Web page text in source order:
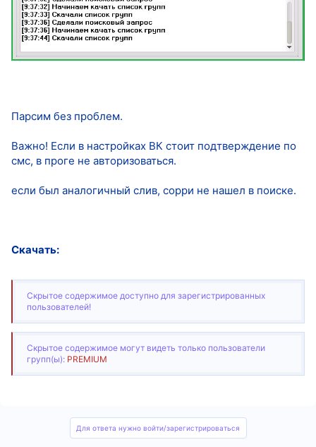
Парсим без проблем.
Важно! Если в настройках ВК стоит подтверждение по
смс, в проге не авторизоваться.
если был аналогичный слив, сорри не нашел в поиске.
Скачать:
Скрытое содержимое доступно для зарегистрированных
пользователей!
Скрытое содержимое могут видеть только пользователи
групп(ы): PREMIUM
Для ответа нужно войти/зарегистрироваться